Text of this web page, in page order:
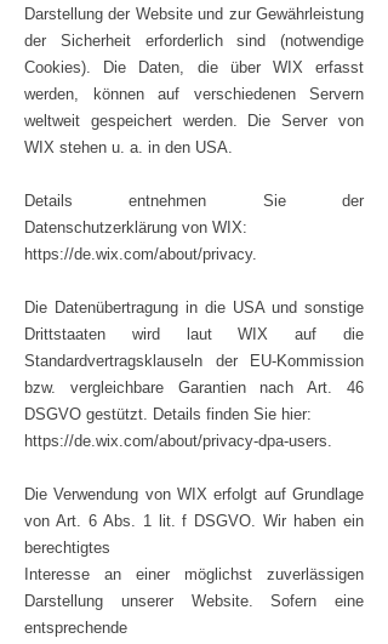
Darstellung der Website und zur Gewährleistung
der Sicherheit erforderlich sind (notwendige
Cookies). Die Daten, die über WIX erfasst
werden, können auf verschiedenen Servern
weltweit gespeichert werden. Die Server von
WIX stehen u. a. in den USA.
Details entnehmen Sie der
Datenschutzerklärung von WIX:
https://de.wix.com/about/privacy.
Die Datenübertragung in die USA und sonstige
Drittstaaten wird laut WIX auf die
Standardvertragsklauseln der EU-Kommission
bzw. vergleichbare Garantien nach Art. 46
DSGVO gestützt. Details finden Sie hier:
https://de.wix.com/about/privacy-dpa-users.
Die Verwendung von WIX erfolgt auf Grundlage
von Art. 6 Abs. 1 lit. f DSGVO. Wir haben ein
berechtigtes
Interesse an einer möglichst zuverlässigen
Darstellung unserer Website. Sofern eine
entsprechende